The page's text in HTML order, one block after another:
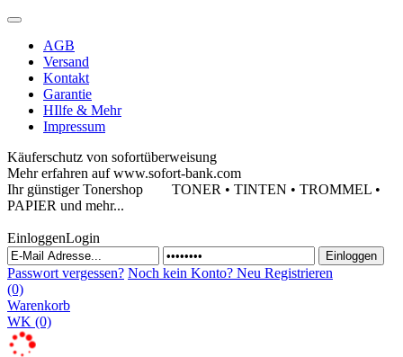
AGB
Versand
Kontakt
Garantie
HIlfe & Mehr
Impressum
Käuferschutz von sofortüberweisung
Mehr erfahren auf www.sofort-bank.com
Ihr günstiger Tonershop TONER • TINTEN • TROMMEL •
PAPIER und mehr...
EinloggenLogin
Passwort vergessen? Noch kein Konto? Neu Registrieren
(0)
Warenkorb
WK (0)